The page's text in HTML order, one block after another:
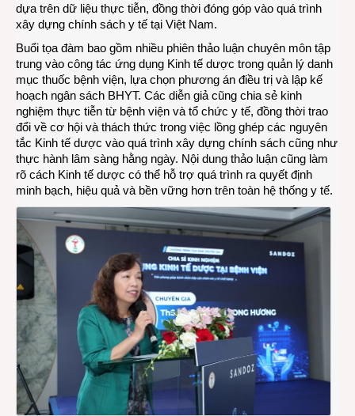
dựa trên dữ liệu thực tiễn, đồng thời đóng góp vào quá trình
xây dựng chính sách y tế tại Việt Nam.
Buổi tọa đàm bao gồm nhiều phiên thảo luận chuyên môn tập
trung vào công tác ứng dụng Kinh tế dược trong quản lý danh
mục thuốc bệnh viện, lựa chọn phương án điều trị và lập kế
hoạch ngân sách BHYT. Các diễn giả cũng chia sẻ kinh
nghiệm thực tiễn từ bệnh viện và tổ chức y tế, đồng thời trao
đổi về cơ hội và thách thức trong việc lồng ghép các nguyên
tắc Kinh tế dược vào quá trình xây dựng chính sách cũng như
thực hành lâm sàng hằng ngày. Nội dung thảo luận cũng làm
rõ cách Kinh tế dược có thể hỗ trợ quá trình ra quyết định
minh bạch, hiệu quả và bền vững hơn trên toàn hệ thống y tế.